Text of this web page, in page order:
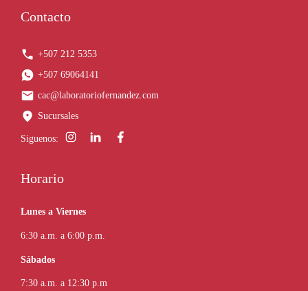
Contacto
+507 212 5353
+507 69064141
cac@laboratoriofernandez.com
Sucursales
Siguenos:
Horario
Lunes a Viernes
6:30 a.m. a 6:00 p.m.
Sábados
7:30 a.m. a 12:30 p.m